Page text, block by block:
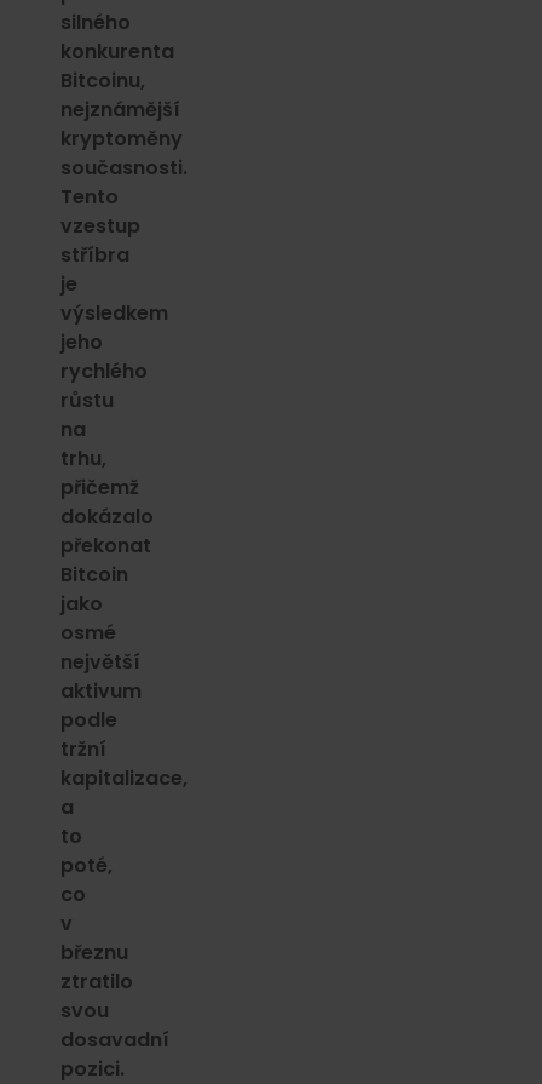
silného
konkurenta
Bitcoinu,
nejznámější
kryptoměny
současnosti.
Tento
vzestup
stříbra
je
výsledkem
jeho
rychlého
růstu
na
trhu,
přičemž
dokázalo
překonat
Bitcoin
jako
osmé
největší
aktivum
podle
tržní
kapitalizace,
a
to
poté,
co
v
březnu
ztratilo
svou
dosavadní
pozici.